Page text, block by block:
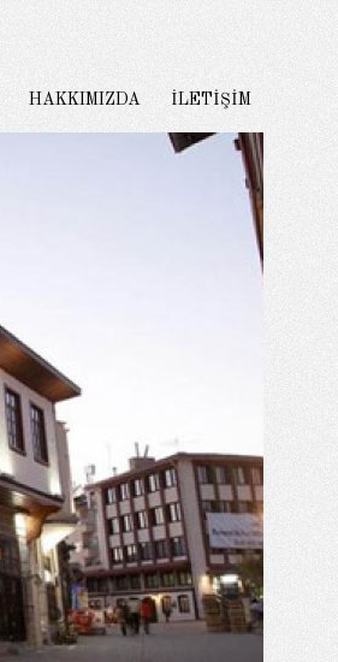
HAKKIMIZDA İLETİŞİM